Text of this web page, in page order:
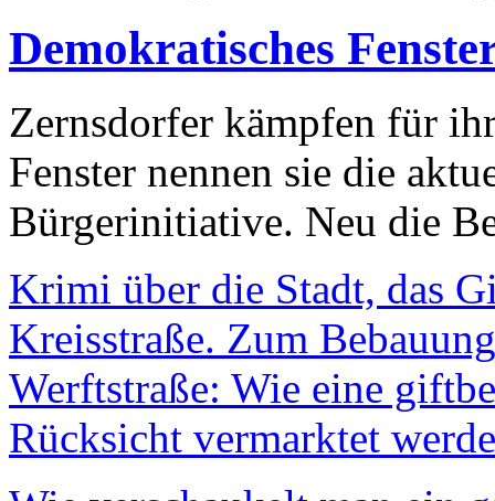
Demokratisches
Zernsdorfer kämpfen für
Fenster nennen sie die
Bürgerinitiative. Neu die
Krimi über die Stadt, das
Kreisstraße. Zum
Werftstraße: Wie eine
Rücksicht vermarktet